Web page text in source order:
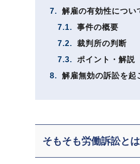
7.
解雇の有効性につい
7.1.
事件の概要
7.2.
裁判所の判断
7.3.
ポイント・解説
8.
解雇無効の訴訟を起
そもそも労働訴訟と